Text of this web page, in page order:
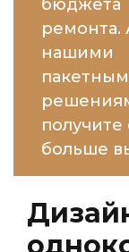
бюджета
ремонта.
нашими
больше